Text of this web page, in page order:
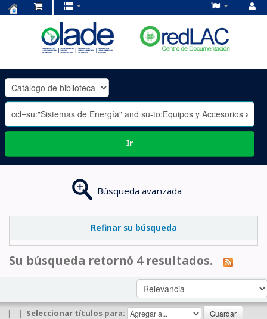
OLADE
-
Ir
Búsqueda avanzada
Refinar su búsqueda
Su búsqueda retornó 4 resultados.
| | Seleccionar títulos para: